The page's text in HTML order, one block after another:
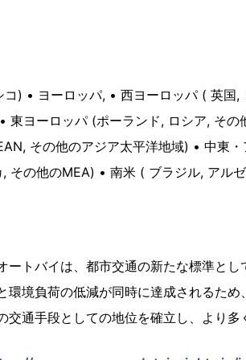
) • ヨーロッパ, • 西ヨーロッパ ( 英国,
東ヨーロッパ (ポーランド, ロシア, そ
その他のアジア太平洋地域) • 中東
その他のMEA) • 南米 ( ブラジル, アル
ートバイは、都市交通の新たな標準とし
環境負荷の低減が同時に達成されるため
交通手段としての地位を確立し、より多